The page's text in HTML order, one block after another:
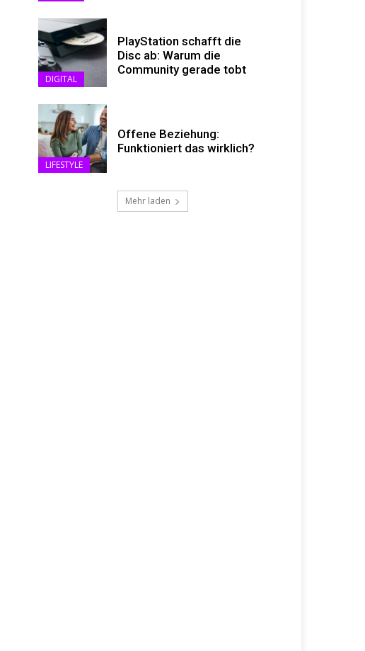
DIGITAL
PlayStation schafft die
Disc ab: Warum die
Community gerade tobt
LIFESTYLE
Offene Beziehung:
Funktioniert das wirklich?
Mehr laden